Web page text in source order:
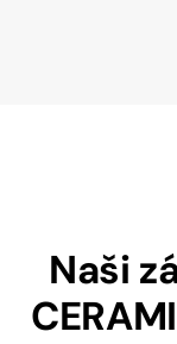
Naši